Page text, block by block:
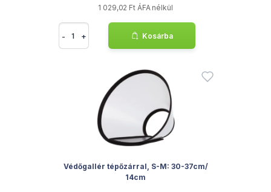
1 029,02 Ft ÁFA nélkül
- + Kosárba
Védőgallér tépőzárral, S-M: 30-37cm/
14cm